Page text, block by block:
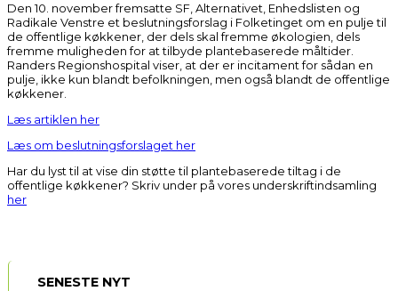
Den 10. november fremsatte SF, Alternativet, Enhedslisten og
Radikale Venstre et beslutningsforslag i Folketinget om en pulje til
de offentlige køkkener, der dels skal fremme økologien, dels
fremme muligheden for at tilbyde plantebaserede måltider.
Randers Regionshospital viser, at der er incitament for sådan en
pulje, ikke kun blandt befolkningen, men også blandt de offentlige
køkkener.
Læs artiklen her
Læs om beslutningsforslaget her
Har du lyst til at vise din støtte til plantebaserede tiltag i de
offentlige køkkener? Skriv under på vores underskriftindsamling
her
SENESTE NYT